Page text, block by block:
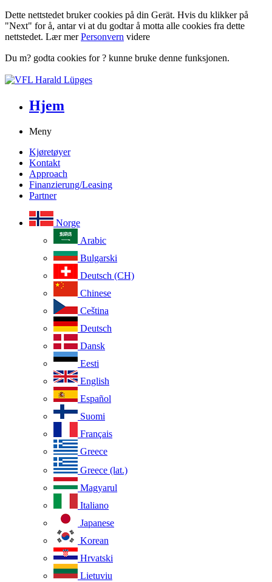
Dette nettstedet bruker cookies på din Gerät. Hvis du klikker på
"Next" for å, antar vi at du godtar å motta alle cookies fra dette
nettstedet. Lær merPersonvern videre
Du m? godta cookies for ? kunne bruke denne funksjonen.
Hjem
Meny
Kjøretøyer
Kontakt
Approach
Finanzierung/Leasing
Partner
Norge
Arabic
Bulgarski
Deutsch (CH)
Chinese
Ceština
Deutsch
Dansk
Eesti
English
Español
Suomi
Français
Greece
Greece (lat.)
Magyarul
Italiano
Japanese
Korean
Hrvatski
Lietuviu